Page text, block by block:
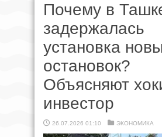
Почему в
задержалась
установка
остановок?
Объясняют
инвестор
26.07.2026 01:10 ЭКОНОМИКА